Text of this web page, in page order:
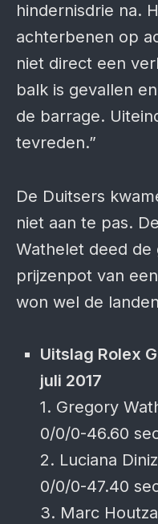
hindernisdrie na.
achterbenen op
niet direct een
balk is gevallen
de barrage.
tevreden.”
De Duitsers
niet aan te pas.
Wathelet deed
prijzenpot van
won wel de
Uitslag Rolex
juli 2017
1. Gregory
0/0/0-46.60
2. Luciana
0/0/0-47.40
3. Marc